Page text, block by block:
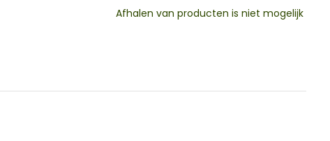
Afhalen van producten is niet mogelijk